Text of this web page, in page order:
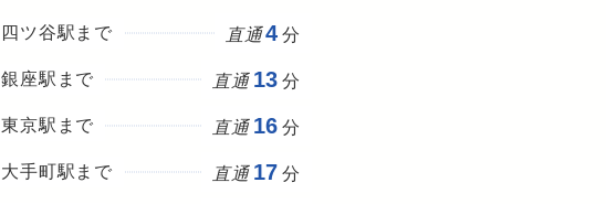
四ツ谷駅まで 直通4 分
銀座駅まで 直通 13 分
東京駅まで 直通 16 分
大手町駅まで 直通 17 分